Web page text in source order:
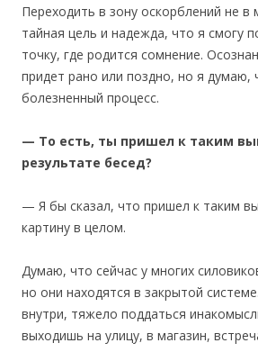
Переходить в зону оскорблений не
тайная цель и надежда, что я смогу
точку, где родится сомнение.
придет рано или поздно, но я думаю,
болезненный процесс.
— То есть, ты пришел к таким
результате бесед?
— Я бы сказал, что пришел к таким
картину в целом.
Думаю, что сейчас у многих
но они находятся в закрытой
внутри, тяжело поддаться
выходишь на улицу, в магазин,